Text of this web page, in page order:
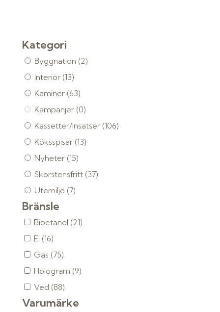
Kategori
Byggnation (2)
Interiör (13)
Kaminer (63)
Kampanjer (0)
Kassetter/Insatser (106)
Köksspisar (13)
Nyheter (15)
Skorstensfritt (37)
Utemiljö (7)
Bränsle
Bioetanol (21)
El (16)
Gas (75)
Hologram (9)
Ved (88)
Varumärke